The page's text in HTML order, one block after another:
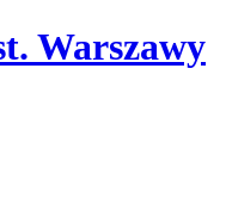
Warszawy